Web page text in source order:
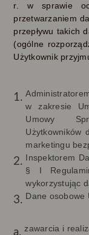
r. w sprawie
przetwarzaniem
przepływu takich
(ogólne
Użytkownik
w zakresie
Umowy
Użytkowników
marketingu
Inspektorem
§ I
wykorzystując
Dane osobowe
zawarcia i